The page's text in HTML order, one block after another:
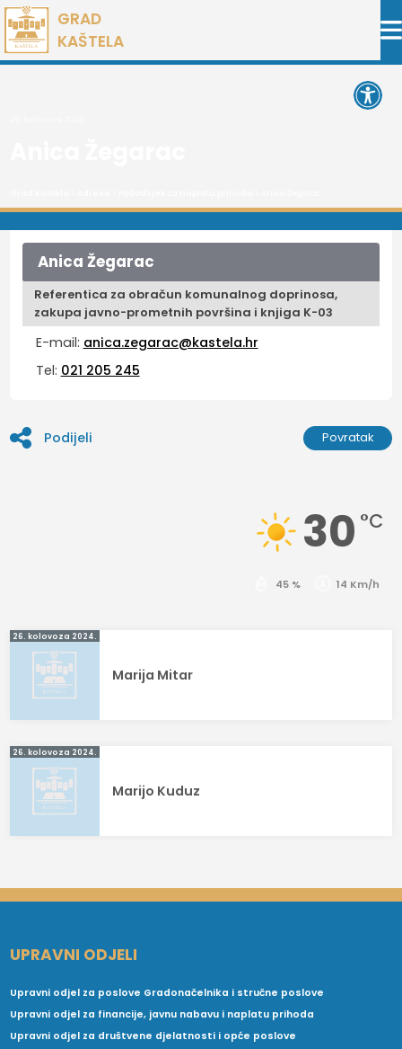
Preskoči
na
sadržaj
GRAD
KAŠTELA
Anica Žegarac
Referentica za obračun komunalnog doprinosa,
zakupa javno-prometnih površina i knjiga K-03
E-mail: anica.zegarac@kastela.hr
Tel: 021 205 245
Podijeli Povratak
30 °C
45 % 14 Km/h
Navigacija
objava
26. kolovoza 2024.
Marija Mitar
26. kolovoza 2024.
Marijo Kuduz
UPRAVNI ODJELI
Upravni odjel za poslove Gradonačelnika i stručne poslove
Upravni odjel za financije, javnu nabavu i naplatu prihoda
Upravni odjel za društvene djelatnosti i opće poslove